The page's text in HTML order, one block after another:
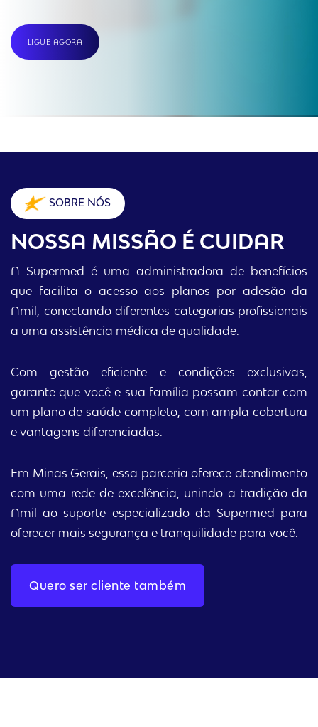
LIGUE AGORA
SOBRE NÓS
NOSSA MISSÃO É CUIDAR
A Supermed é uma administradora de benefícios
que facilita o acesso aos planos por adesão da
Amil, conectando diferentes categorias profissionais
a uma assistência médica de qualidade.
Com gestão eficiente e condições exclusivas,
garante que você e sua família possam contar com
um plano de saúde completo, com ampla cobertura
e vantagens diferenciadas.
Em Minas Gerais, essa parceria oferece atendimento
com uma rede de excelência, unindo a tradição da
Amil ao suporte especializado da Supermed para
oferecer mais segurança e tranquilidade para você.
Quero ser cliente também